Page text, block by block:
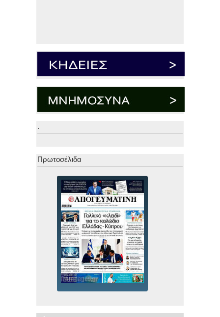
.
.
Πρωτοσέλιδα